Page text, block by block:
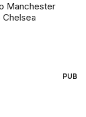
Manchester
PUB